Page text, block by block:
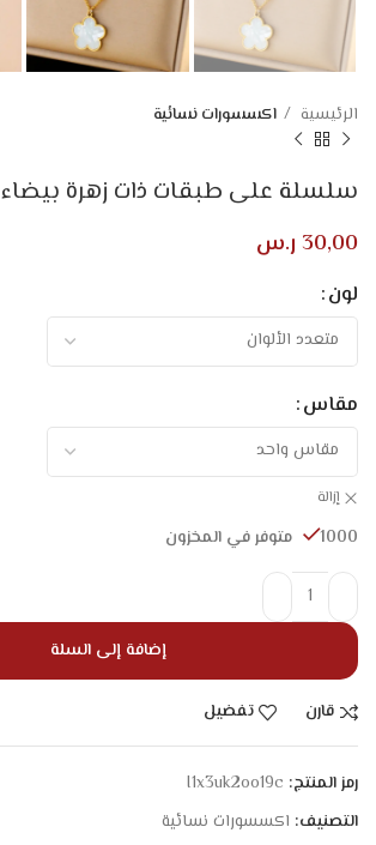
الرئيسية اكسسورات نسائية
سلسلة على طبقات ذات زهرة بيضاء
30,00 ر.س
لون
مقاس
إزالة
1000 متوفر في المخزون
إضافة إلى السلة
قارن تفضيل
رمز المنتج: I1x3uk2oo19c
التصنيف: اكسسورات نسائية